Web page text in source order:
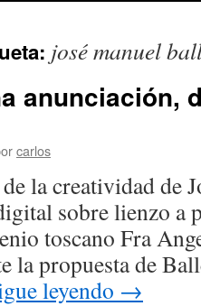
josé manuel
anunciación,
carlos
la creatividad de
sobre lienzo a
toscano Fra
la propuesta de
leyendo →